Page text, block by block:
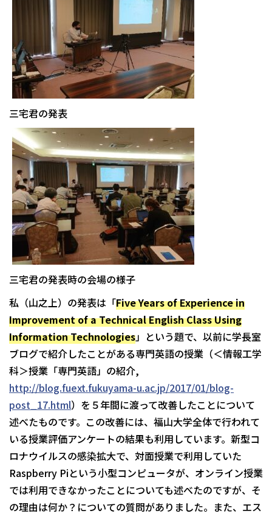
三宅君の発表
三宅君の発表時の会場の様子
私（山之上）の発表は「Five Years of Experience in
Improvement of a Technical English Class Using
Information Technologies」という題で、以前に学長室
ブログで紹介したことがある専門英語の授業（＜情報工学
科＞授業「専門英語」の紹介,
http://blog.fuext.fukuyama-u.ac.jp/2017/01/blog-
post_17.html）を５年間に渡って改善したことについて
述べたものです。この改善には、福山大学全体で行われて
いる授業評価アンケートの結果も利用しています。新型コ
ロナウイルスの感染拡大で、対面授業で利用していた
Raspberry Piという小型コンピュータが、オンライン授業
では利用できなかったことについても述べたのですが、そ
の理由は何か？についての質問がありました。また、エス